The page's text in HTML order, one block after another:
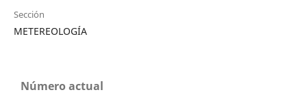
Sección
METEREOLOGÍA
Número actual